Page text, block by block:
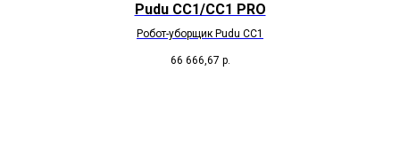
Pudu CC1/CC1 PRO
Робот-уборщик Pudu CC1
66 666,67 р.